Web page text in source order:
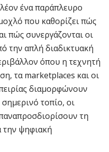
ένα παράπλευρο
που καθορίζει πώς
πώς συνεργάζονται οι
την απλή διαδικτυακή
όπου η τεχνητή
τα marketplaces και οι
διαμορφώνουν
τοπίο, οι
τη
την ψηφιακή